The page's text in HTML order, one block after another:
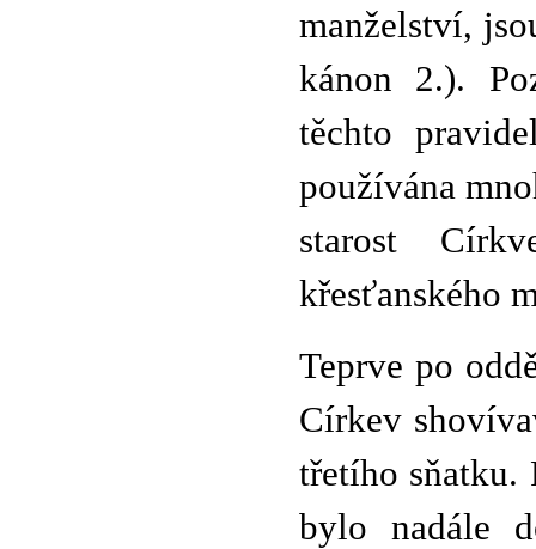
manželství,
kánon 2.).
těchto
používána
starost
křesťanského
Teprve po
Církev
třetího sňatku.
bylo nadále